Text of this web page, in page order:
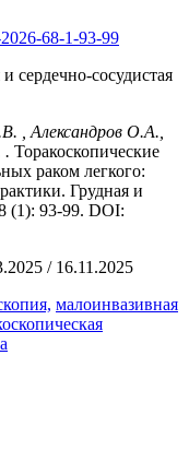
68-1-93-99
сердечно-сосудистая
, Александров О.А.,
. Торакоскопические
раком легкого:
Грудная и
(1): 93-99. DOI:
/ 16.11.2025
малоинвазивная